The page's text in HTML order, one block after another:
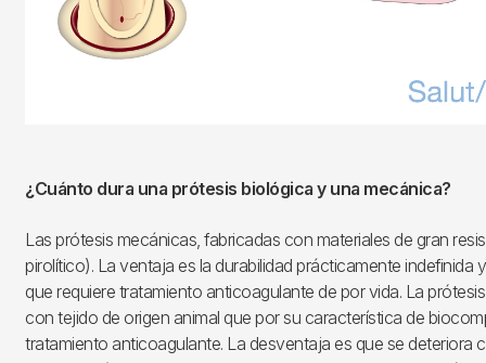
¿Cuánto dura una prótesis biológica y una mecánica?
Las prótesis mecánicas, fabricadas con materiales de gran
pirolítico). La ventaja es la durabilidad prácticamente indefinida
que requiere tratamiento anticoagulante de por vida. La
con tejido de origen animal que por su característica de
tratamiento anticoagulante. La desventaja es que se deteriora